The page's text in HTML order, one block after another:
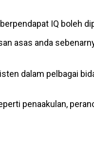
IQ boleh
asas anda
dalam pelbagai
penaakulan,